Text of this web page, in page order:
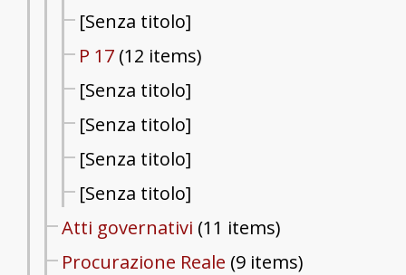
[Senza titolo]
P 17 (12 items)
[Senza titolo]
[Senza titolo]
[Senza titolo]
[Senza titolo]
Atti governativi (11 items)
Procurazione Reale (9 items)